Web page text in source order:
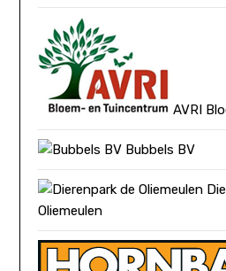
AVRI
Bubbels BV
Oliemeulen